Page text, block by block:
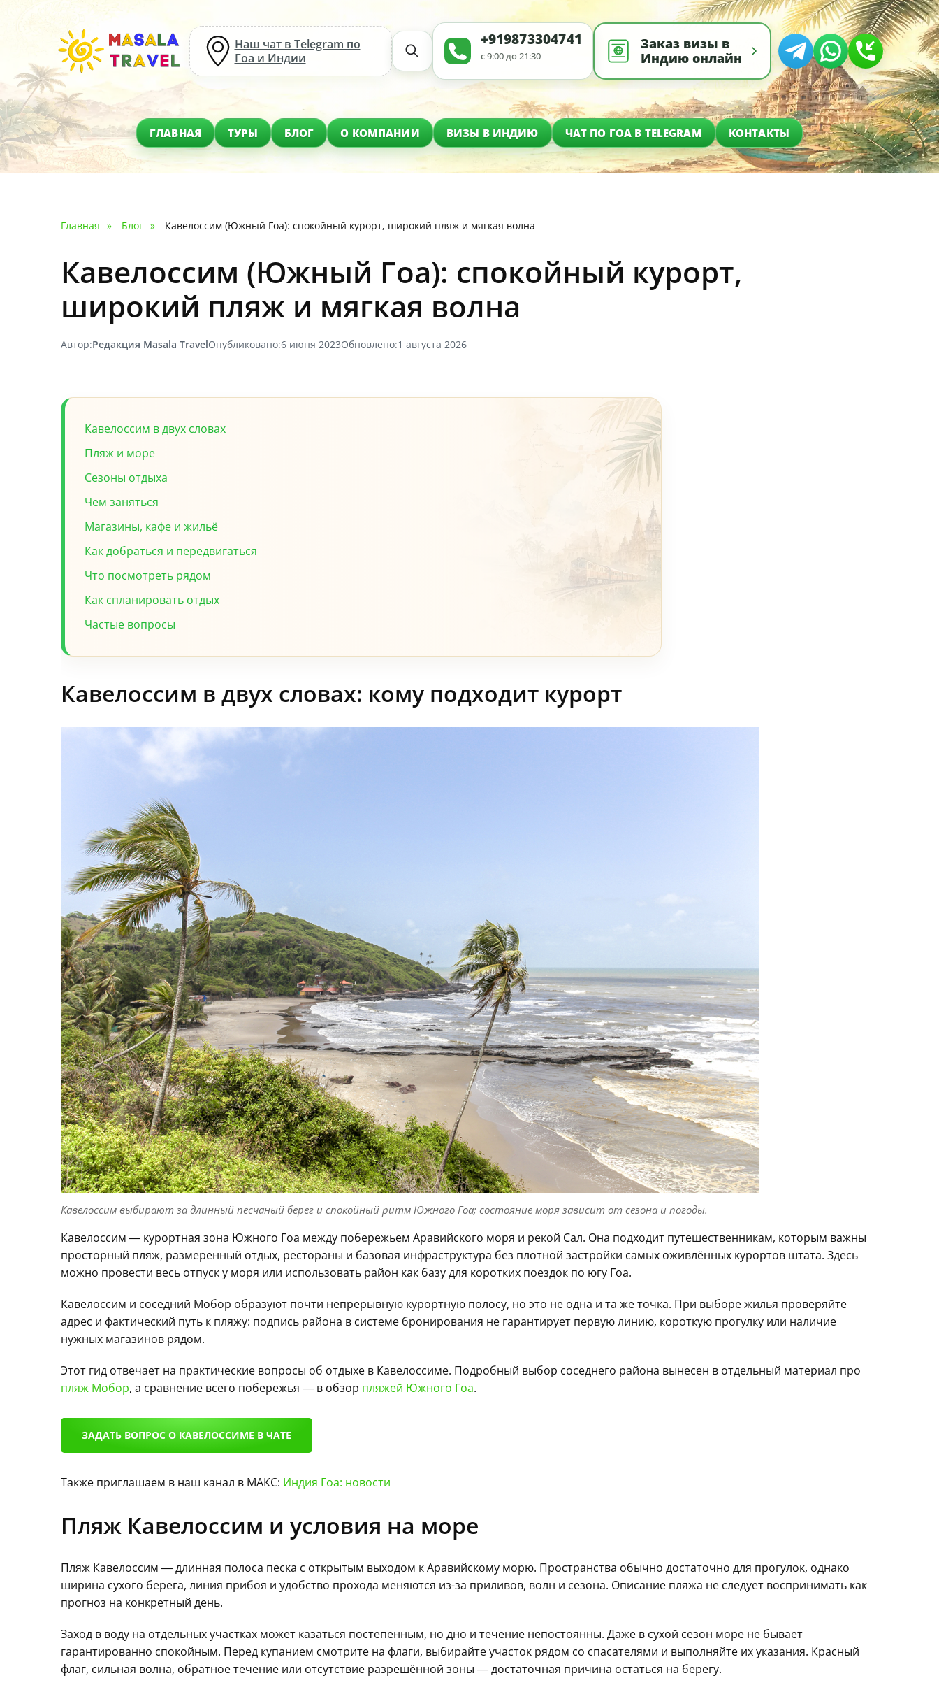
Наш чат в Telegram по
Гоа и Индии
+919873304741
с 9:00 до 21:30
Заказ визы в
Индию онлайн
ГЛАВНАЯ ТУРЫ БЛОГ О КОМПАНИИ ВИЗЫ В ИНДИЮ ЧАТ ПО ГОА В TELEGRAM КОНТАКТЫ
Главная Блог Кавелоссим (Южный Гоа): спокойный курорт, широкий пляж и мягкая волна
Кавелоссим (Южный Гоа): спокойный курорт,
широкий пляж и мягкая волна
Автор:Редакция Masala TravelОпубликовано:6 июня 2023Обновлено:1 августа 2026
Кавелоссим в двух словах
Пляж и море
Сезоны отдыха
Чем заняться
Магазины, кафе и жильё
Как добраться и передвигаться
Что посмотреть рядом
Как спланировать отдых
Частые вопросы
Кавелоссим в двух словах: кому подходит курорт
Кавелоссим выбирают за длинный песчаный берег и спокойный ритм Южного Гоа; состояние моря зависит от сезона и погоды.
Кавелоссим — курортная зона Южного Гоа между побережьем Аравийского моря и рекой Сал. Она подходит путешественникам, которым важны
просторный пляж, размеренный отдых, рестораны и базовая инфраструктура без плотной застройки самых оживлённых курортов штата. Здесь
можно провести весь отпуск у моря или использовать район как базу для коротких поездок по югу Гоа.
Кавелоссим и соседний Мобор образуют почти непрерывную курортную полосу, но это не одна и та же точка. При выборе жилья проверяйте
адрес и фактический путь к пляжу: подпись района в системе бронирования не гарантирует первую линию, короткую прогулку или наличие
нужных магазинов рядом.
Этот гид отвечает на практические вопросы об отдыхе в Кавелоссиме. Подробный выбор соседнего района вынесен в отдельный материал про
пляж Мобор, а сравнение всего побережья — в обзор пляжей Южного Гоа.
ЗАДАТЬ ВОПРОС О КАВЕЛОССИМЕ В ЧАТЕ
Также приглашаем в наш канал в МАКС: Индия Гоа: новости
Пляж Кавелоссим и условия на море
Пляж Кавелоссим — длинная полоса песка с открытым выходом к Аравийскому морю. Пространства обычно достаточно для прогулок, однако
ширина сухого берега, линия прибоя и удобство прохода меняются из-за приливов, волн и сезона. Описание пляжа не следует воспринимать как
прогноз на конкретный день.
Заход в воду на отдельных участках может казаться постепенным, но дно и течение непостоянны. Даже в сухой сезон море не бывает
гарантированно спокойным. Перед купанием смотрите на флаги, выбирайте участок рядом со спасателями и выполняйте их указания. Красный
флаг, сильная волна, обратное течение или отсутствие разрешённой зоны — достаточная причина остаться на берегу.